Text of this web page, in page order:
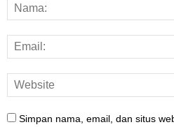
Simpan nama, email, dan situs